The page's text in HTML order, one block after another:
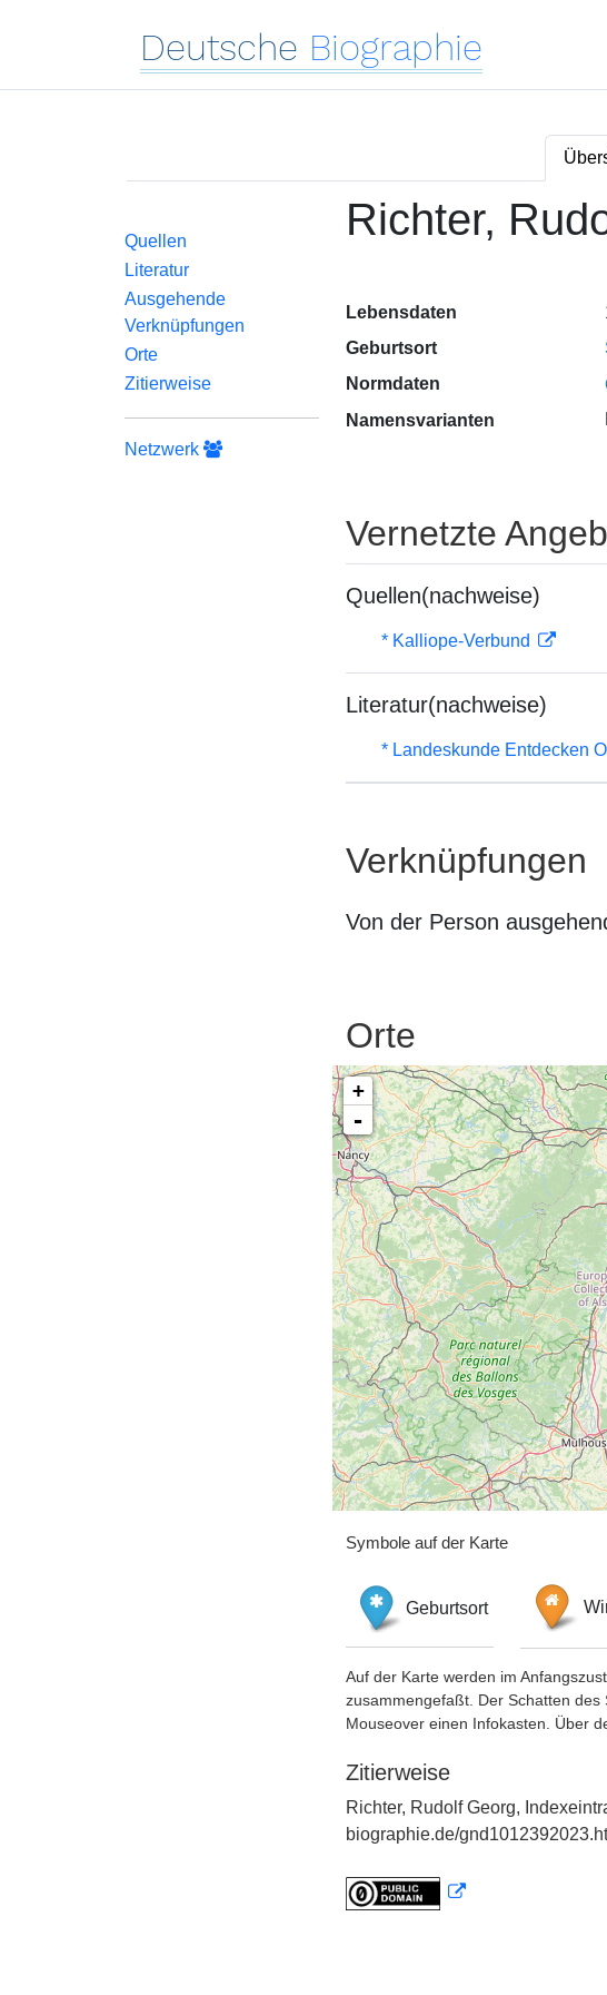
Deutsche Biographie
Quellen
Literatur
Ausgehende
Verknüpfungen
Orte
Zitierweise
Netzwerk
Richter,
Lebensdaten
Geburtsort
Normdaten
Namensvarianten
Vernetzte
Quellen(nachweise)
* Kalliope-Verbund
Literatur(nachweise)
* Landeskunde Entdecken
Verknüpfungen
Von der Person
Orte
+
-
Symbole auf der Karte
Geburtsort
Auf der Karte werden im
zusammengefaßt. Der Schatten
Mouseover einen Infokasten. Über
Zitierweise
Richter, Rudolf Georg,
biographie.de/